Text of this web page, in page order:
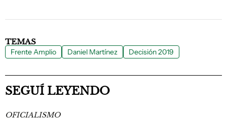
TEMAS
Frente Amplio Daniel Martínez Decisión 2019
SEGUÍ LEYENDO
OFICIALISMO